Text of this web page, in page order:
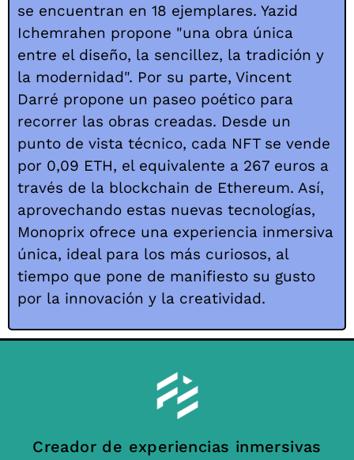
se encuentran en 18 ejemplares. Yazid
Ichemrahen propone "una obra única
entre el diseño, la sencillez, la tradición y
la modernidad". Por su parte, Vincent
Darré propone un paseo poético para
recorrer las obras creadas. Desde un
punto de vista técnico, cada NFT se vende
por 0,09 ETH, el equivalente a 267 euros a
través de la blockchain de Ethereum. Así,
aprovechando estas nuevas tecnologías,
Monoprix ofrece una experiencia inmersiva
única, ideal para los más curiosos, al
tiempo que pone de manifiesto su gusto
por la innovación y la creatividad.
Creador de experiencias inmersivas